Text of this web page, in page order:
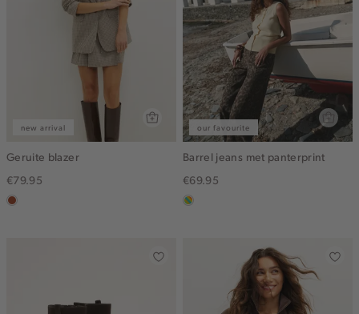
new arrival
Geruite blazer
€79.95
bruin
our favourite
Barrel jeans met panterprint
€69.95
meerkleurig